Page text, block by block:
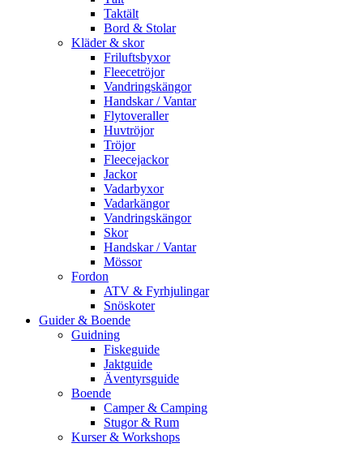
Taktält
Bord & Stolar
Kläder & skor
Friluftsbyxor
Fleecetröjor
Vandringskängor
Handskar / Vantar
Flytoveraller
Huvtröjor
Tröjor
Fleecejackor
Jackor
Vadarbyxor
Vadarkängor
Vandringskängor
Skor
Handskar / Vantar
Mössor
Fordon
ATV & Fyrhjulingar
Snöskoter
Guider & Boende
Guidning
Fiskeguide
Jaktguide
Äventyrsguide
Boende
Camper & Camping
Stugor & Rum
Kurser & Workshops